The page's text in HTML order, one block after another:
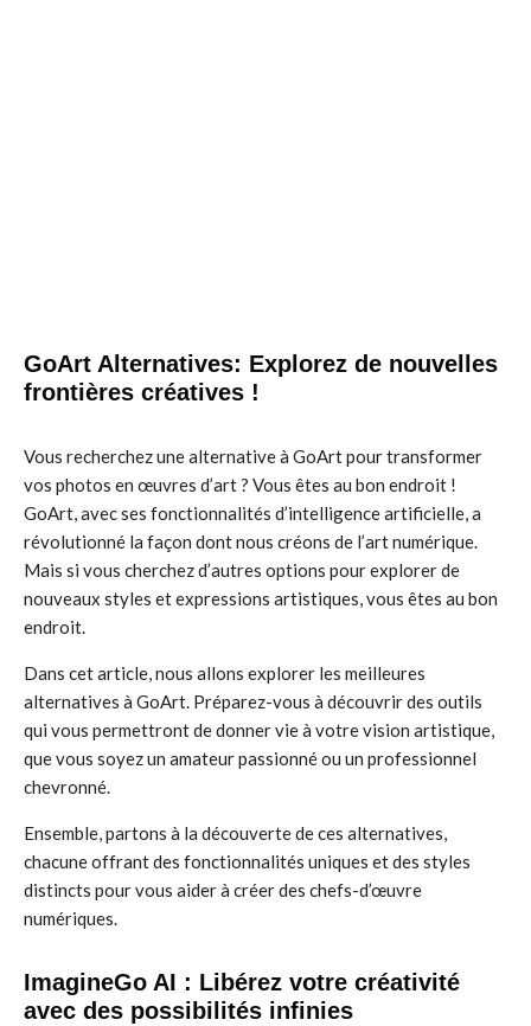
GoArt Alternatives: Explorez de nouvelles
frontières créatives !
Vous recherchez une alternative à GoArt pour transformer
vos photos en œuvres d’art ? Vous êtes au bon endroit !
GoArt, avec ses fonctionnalités d’intelligence artificielle, a
révolutionné la façon dont nous créons de l’art numérique.
Mais si vous cherchez d’autres options pour explorer de
nouveaux styles et expressions artistiques, vous êtes au bon
endroit.
Dans cet article, nous allons explorer les meilleures
alternatives à GoArt. Préparez-vous à découvrir des outils
qui vous permettront de donner vie à votre vision artistique,
que vous soyez un amateur passionné ou un professionnel
chevronné.
Ensemble, partons à la découverte de ces alternatives,
chacune offrant des fonctionnalités uniques et des styles
distincts pour vous aider à créer des chefs-d’œuvre
numériques.
ImagineGo AI : Libérez votre créativité
avec des possibilités infinies